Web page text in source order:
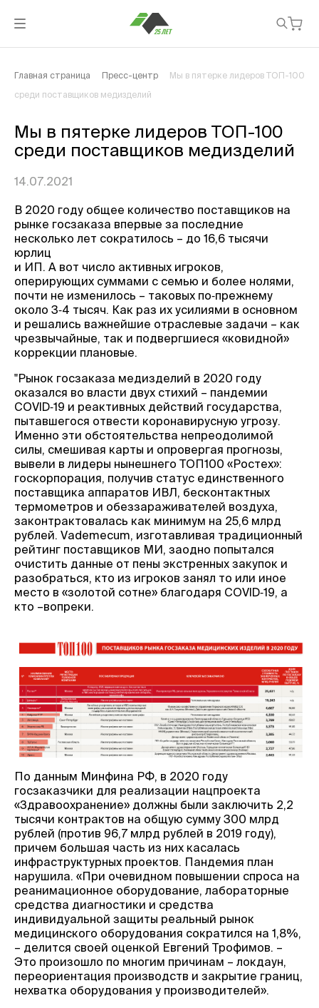
Главная страница Пресс-центр Мы в пятерке лидеров ТОП-100
среди поставщиков медизделий
Мы в пятерке лидеров ТОП-100
среди поставщиков медизделий
14.07.2021
В 2020 году общее количество поставщиков на
рынке госзаказа впервые за последние
несколько лет сократилось – до 16,6 тысячи
юрлиц
и ИП. А вот число активных игроков,
оперирующих суммами с семью и более нолями,
почти не изменилось – таковых по‑прежнему
около 3‑4 тысяч. Как раз их усилиями в основном
и решались важнейшие отраслевые задачи – как
чрезвычайные, так и подвергшиеся «ковидной»
коррекции плановые.
"Рынок госзаказа медизделий в 2020 году
оказался во власти двух стихий – пандемии
COVID‑19 и реактивных действий государства,
пытавшегося отвести коронавирусную угрозу.
Именно эти обстоятельства непреодолимой
силы, смешивая карты и опровергая прогнозы,
вывели в лидеры нынешнего ТОП100 «Ростех»:
госкорпорация, получив статус единственного
поставщика аппаратов ИВЛ, бесконтактных
термометров и обеззараживателей воздуха,
законтрактовалась как минимум на 25,6 млрд
рублей. Vademecum, изготавливая традиционный
рейтинг поставщиков МИ, заодно попытался
очистить данные от пены экстренных закупок и
разобраться, кто из игроков занял то или иное
место в «золотой сотне» благодаря COVID‑19, а
кто –вопреки.
По данным Минфина РФ, в 2020 году
госзаказчики для реализации нацпроекта
«Здравоохранение» должны были заключить 2,2
тысячи контрактов на общую сумму 300 млрд
рублей (против 96,7 млрд рублей в 2019 году),
причем большая часть из них касалась
инфраструктурных проектов. Пандемия план
нарушила. «При очевидном повышении спроса на
реанимационное оборудование, лабораторные
средства диагностики и средства
индивидуальной защиты реальный рынок
медицинского оборудования сократился на 1,8%,
– делится своей оценкой Евгений Трофимов. –
Это произошло по многим причинам – локдаун,
переориентация производств и закрытие границ,
нехватка оборудования у производителей».